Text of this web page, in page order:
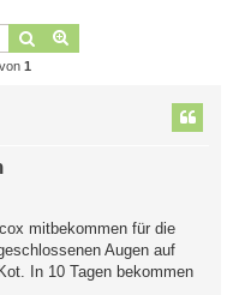
Suche
von 1
mitbekommen für die
Augen auf
In 10 Tagen bekommen